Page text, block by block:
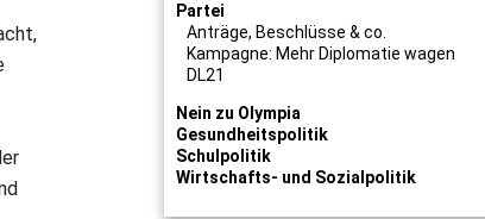
Partei
Anträge, Beschlüsse & co.
Kampagne: Mehr Diplomatie wagen
DL21
Nein zu Olympia
Gesundheitspolitik
Schulpolitik
Wirtschafts- und Sozialpolitik